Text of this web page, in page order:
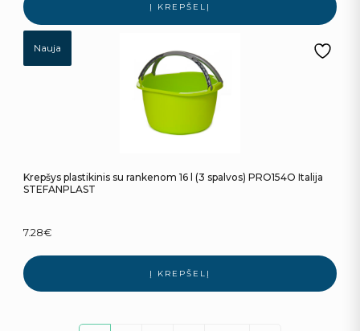
Į KREPŠELĮ
Nauja
Krepšys plastikinis su rankenom 16 l (3 spalvos) PRO154O Italija
STEFANPLAST
7.28€
Į KREPŠELĮ